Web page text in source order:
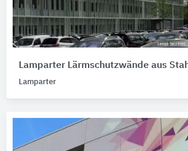
Lamparter Lärmschutzwände aus
Lamparter